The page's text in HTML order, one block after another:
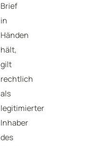
Brief
in
Händen
hält,
gilt
rechtlich
als
legitimierter
Inhaber
des